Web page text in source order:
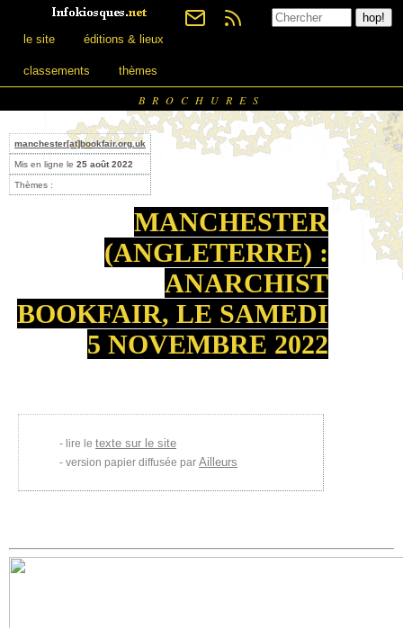
le site éditions & lieux
classements thèmes
BROCHURES
manchester[at]bookfair.org.uk
Mis en ligne le 25 août 2022
Thèmes :
MANCHESTER
(ANGLETERRE) :
ANARCHIST
BOOKFAIR, LE SAMEDI
5 NOVEMBRE 2022
lire le texte sur le site
version papier diffusée par Ailleurs